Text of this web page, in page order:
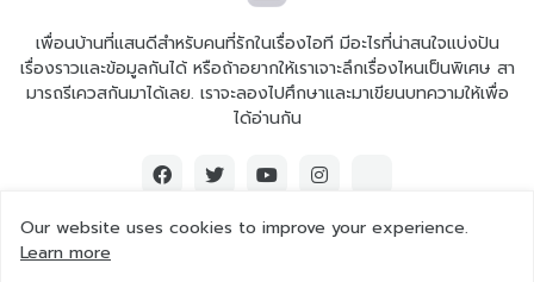
เพื่อนบ้านที่แสนดีสำหรับคนที่รักในเรื่องไอที มีอะไรที่น่าสนใจแบ่งปัน
เรื่องราวและข้อมูลกันได้ หรือถ้าอยากให้เราเจาะลึกเรื่องไหนเป็นพิเศษ สา
มารถรีเควสกันมาได้เลย. เราจะลองไปศึกษาและมาเขียนบทความให้เพื่อ
ได้อ่านกัน
Our website uses cookies to improve your experience.
Learn more